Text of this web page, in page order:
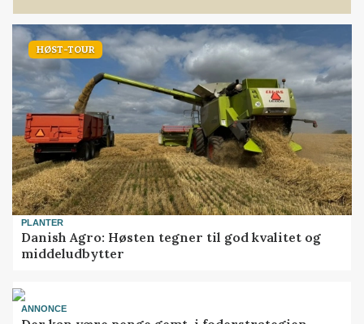
HØST-TOUR
PLANTER
Danish Agro: Høsten tegner til god kvalitet og
middeludbytter
ANNONCE